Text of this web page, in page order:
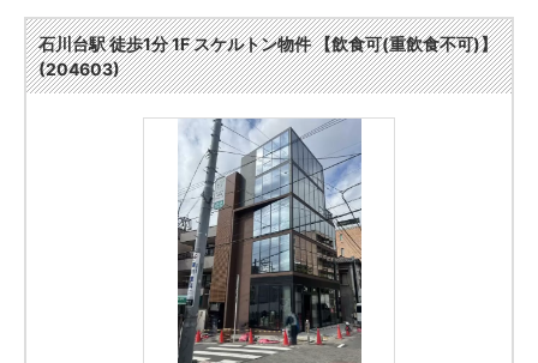
石川台駅 徒歩1分 1F スケルトン物件 【飲食可(重飲食不可)】
(204603)